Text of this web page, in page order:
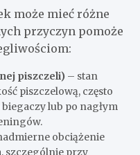
może mieć różne
przyczyn pomoże
piszczeli) – stan
piszczelową, często
lub po nagłym
obciążenie
szczególnie przy